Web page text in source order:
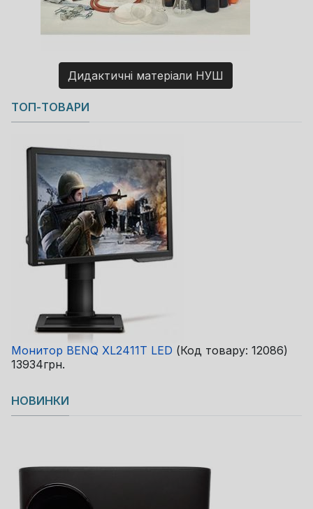
Дидактичні матеріали НУШ
Copyright MAXXmarketing GmbH
JoomShopping Download & Support
ТОП-ТОВАРИ
Монитор BENQ XL2411T LED (Код товару: 12086)
13934грн.
НОВИНКИ